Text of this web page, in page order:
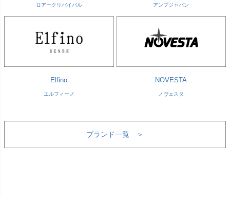
ロアークリバイバル アンプジャパン
Elfino
エルフィーノ
NOVESTA
ノヴェスタ
ブランド一覧 ＞